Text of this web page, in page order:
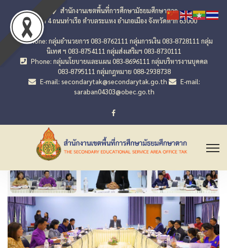
สำนักงานเขตพื้นที่การศึกษามัธยมศึกษาตาก
เลขที่ 4 ถนนท่าเรือ ตำบลระแหง อำเภอเมือง จังหวัดตาก 63000
Phone: กลุ่มอำนวยการ 083-8762111 กลุ่มการเงิน 083-8728111 กลุ่ม
นิเทศ ฯ 083-8754111 กลุ่มส่งเสริมฯ 083-8730111
Phone: กลุ่มนโยบายและแผน 083-8696111 กลุ่มบริหารงานบุคคล
083-8795111 กลุ่มกฎหมาย 088-2938738
E-mail: secondarytak@secondarytak.go.th
E-mail:
saraban04303@obec.go.th